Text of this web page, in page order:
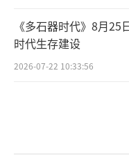
《多石器时代》8月25
时代生存建设
2026-07-22 10:33:56